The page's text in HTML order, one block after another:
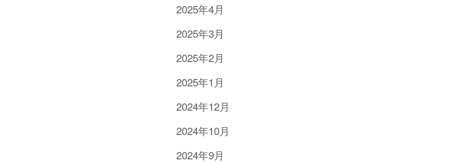
2025年4月
2025年3月
2025年2月
2025年1月
2024年12月
2024年10月
2024年9月